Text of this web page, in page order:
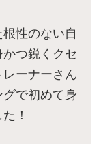
性のない自
つ鋭くクセ
ーナーさん
で初めて身
！